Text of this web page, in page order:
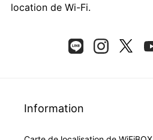
location de Wi-Fi.
Information